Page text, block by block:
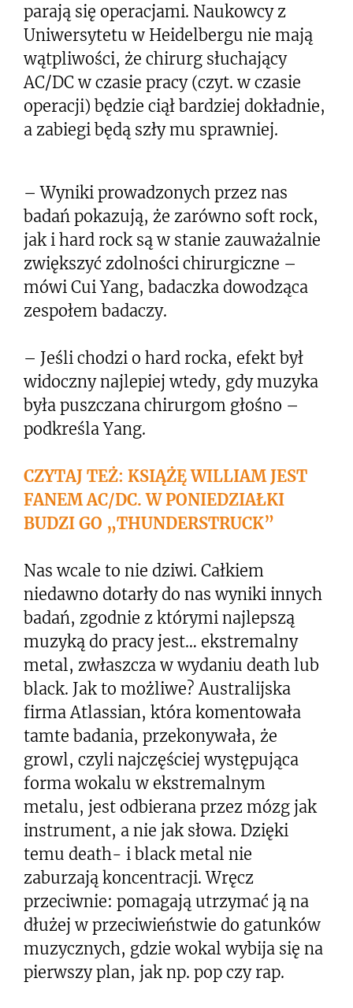
parają się operacjami. Naukowcy z
Uniwersytetu w Heidelbergu nie mają
wątpliwości, że chirurg słuchający
AC/DC w czasie pracy (czyt. w czasie
operacji) będzie ciął bardziej dokładnie,
a zabiegi będą szły mu sprawniej.
– Wyniki prowadzonych przez nas
badań pokazują, że zarówno soft rock,
jak i hard rock są w stanie zauważalnie
zwiększyć zdolności chirurgiczne –
mówi Cui Yang, badaczka dowodząca
zespołem badaczy.
– Jeśli chodzi o hard rocka, efekt był
widoczny najlepiej wtedy, gdy muzyka
była puszczana chirurgom głośno –
podkreśla Yang.
CZYTAJ TEŻ: KSIĄŻĘ WILLIAM JEST
FANEM AC/DC. W PONIEDZIAŁKI
BUDZI GO „THUNDERSTRUCK”
Nas wcale to nie dziwi. Całkiem
niedawno dotarły do nas wyniki innych
badań, zgodnie z którymi najlepszą
muzyką do pracy jest… ekstremalny
metal, zwłaszcza w wydaniu death lub
black. Jak to możliwe? Australijska
firma Atlassian, która komentowała
tamte badania, przekonywała, że
growl, czyli najczęściej występująca
forma wokalu w ekstremalnym
metalu, jest odbierana przez mózg jak
instrument, a nie jak słowa. Dzięki
temu death- i black metal nie
zaburzają koncentracji. Wręcz
przeciwnie: pomagają utrzymać ją na
dłużej w przeciwieństwie do gatunków
muzycznych, gdzie wokal wybija się na
pierwszy plan, jak np. pop czy rap.